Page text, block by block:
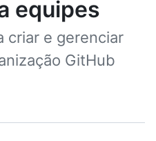
equipes
criar e gerenciar
GitHub